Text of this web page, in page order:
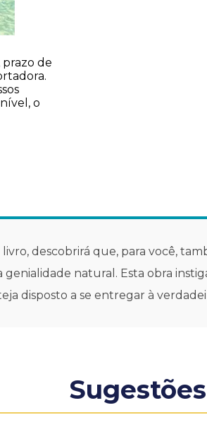
de
o
descobrirá que, para você,
natural. Esta obra
disposto a se entregar à